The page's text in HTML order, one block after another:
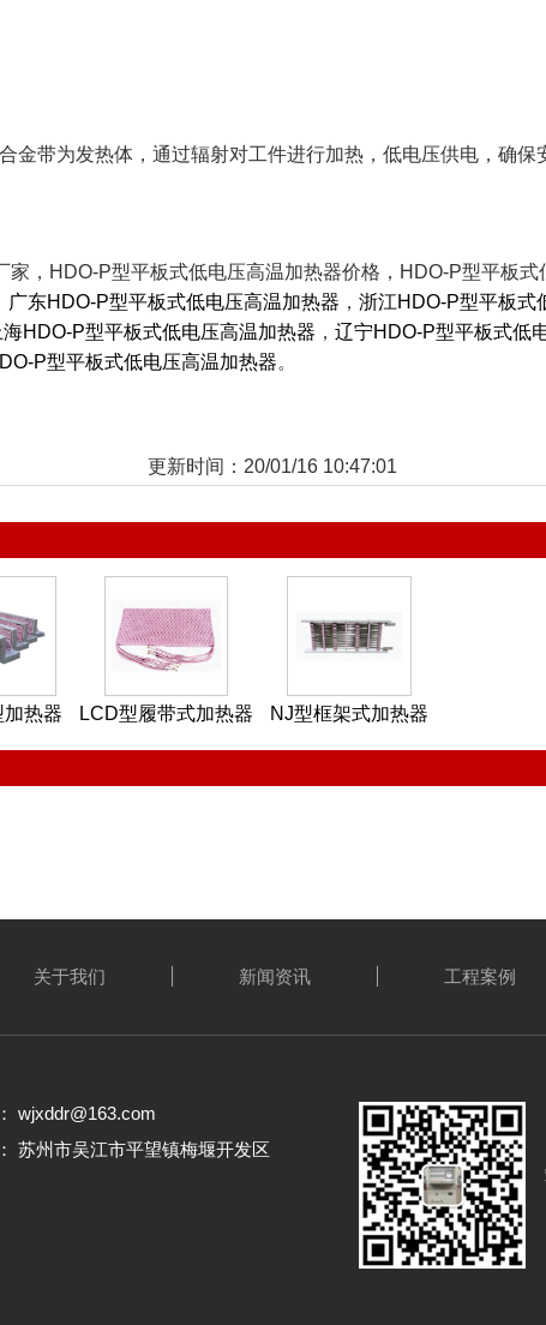
带为发热体，通过辐射对工件进行加热，低电压供电，确保
家，HDO-P型平板式低电压高温加热器价格，HDO-P型平板
广东HDO-P型平板式低电压高温加热器 ， 浙江HDO-P型平板式
海HDO-P型平板式低电压高温加热器 ， 辽宁HDO-P型平板式低
P型平板式低电压高温加热器。
更新时间：20/01/16 10:47:01
加热器 LCD型履带式加热器 NJ型框架式加热器
关于我们 新闻资讯 工程案例
wjxddr@163.com
苏州市吴江市平望镇梅堰开发区